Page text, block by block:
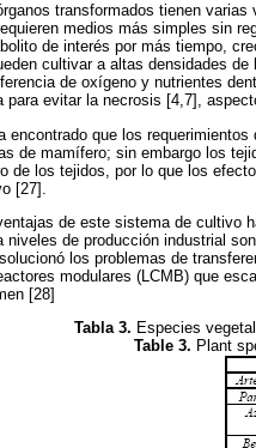
transformados tienen
medios más simples sin
de interés por más tiempo,
cultivar a altas densidades
de oxígeno y nutrientes
para evitar la necrosis [4,7],
encontrado que los
de mamífero; sin embargo los
de los tejidos, por lo que los
[27].
de este sistema de cultivo
niveles de producción industrial
los problemas de
modulares (LCMB) que
[28]
Tabla 3. Especies
Table 3. Plant